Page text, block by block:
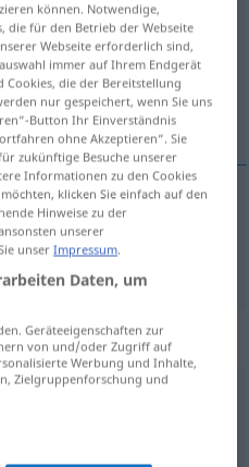
anklicken/antippen)
durch Bestechung
"erkaufen"
zulegen
können. Notwendige,
die für den Betrieb der Webseite
Webseite erforderlich sind,
immer auf Ihrem Endgerät
Cookies, die der Bereitstellung
nur gespeichert, wenn Sie uns
Button Ihr Einverständnis
ohne Akzeptieren“. Sie
zukünftige Besuche unserer
Informationen zu den Cookies
klicken Sie einfach auf den
Hinweise zu der
unserer
unserImpressum.
Daten, um
Geräteeigenschaften zur
von und/oder Zugriff auf
Werbung und Inhalte,
Zielgruppenforschung und